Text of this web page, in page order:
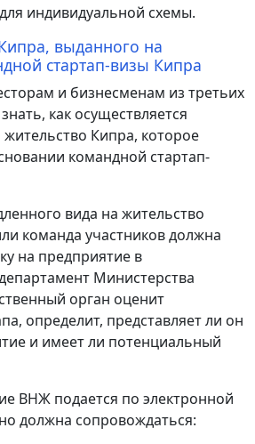
индивидуальной схемы.
выданного на
стартап-визы Кипра
и бизнесменам из третьих
как осуществляется
Кипра, которое
командной стартап-
вида на жительство
команда участников должна
на предприятие в
Министерства
орган оценит
определит, представляет ли он
и имеет ли потенциальный
ВНЖ подается по электронной
должна сопровождаться: